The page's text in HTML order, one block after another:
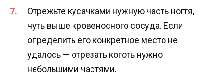
Отрежьте кусачками нужную часть ногтя,
чуть выше кровеносного сосуда. Если
определить его конкретное место не
удалось — отрезать коготь нужно
небольшими частями.